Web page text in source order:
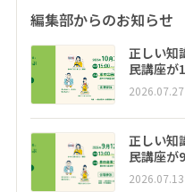
編集部からのお知らせ
正しい知
民講座が
正しい知
民講座が